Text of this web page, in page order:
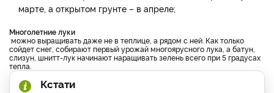
марте, а открытом грунте – в апреле;
Многолетние луки
можно выращивать даже не в теплице, а рядом с ней. Как только
сойдет снег, собирают первый урожай многоярусного лука, а батун,
слизун, шнитт-лук начинают наращивать зелень всего при 5 градусах
тепла.
Кстати